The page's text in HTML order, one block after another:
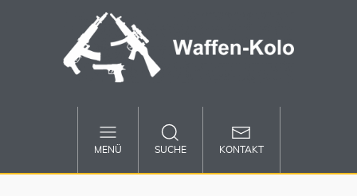
MENÜ SUCHE KONTAKT